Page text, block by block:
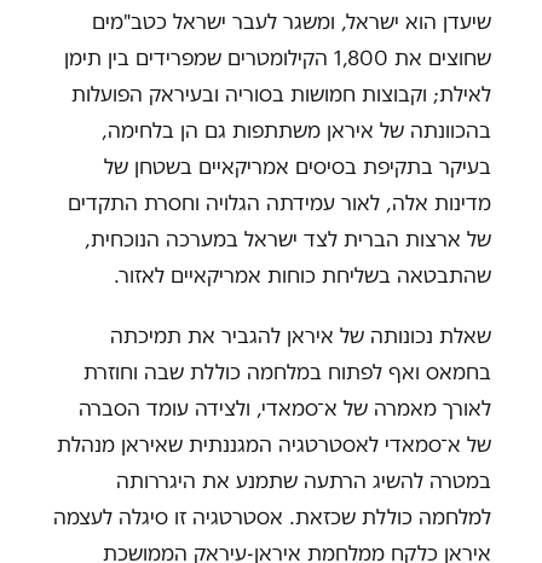
שיעדן הוא ישראל, ומשגר לעבר ישראל כטב"מים
שחוצים את 1,800 הקילומטרים שמפרידים בין תימן
לאילת; וקבוצות חמושות בסוריה ובעיראק הפועלות
בהכוונתה של איראן משתתפות גם הן בלחימה,
בעיקר בתקיפת בסיסים אמריקאיים בשטחן של
מדינות אלה, לאור עמידתה הגלויה וחסרת התקדים
של ארצות הברית לצד ישראל במערכה הנוכחית,
שהתבטאה בשליחת כוחות אמריקאיים לאזור.
שאלת נכונותה של איראן להגביר את תמיכתה
בחמאס ואף לפתוח במלחמה כוללת שבה וחוזרת
לאורך מאמרה של א־סמאדי, ולצידה עומד הסברה
של א־סמאדי לאסטרטגיה המגננתית שאיראן מנהלת
במטרה להשיג הרתעה שתמנע את היגררותה
למלחמה כוללת שכזאת. אסטרטגיה זו סיגלה לעצמה
איראן כלקח ממלחמת איראן-עיראק הממושכת